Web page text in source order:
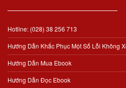
Hotline: (028) 38 256 713
Hướng Dẫn Khắc Phục Một Số Lỗi Không
Hướng Dẫn Mua Ebook
Hướng Dẫn Đọc Ebook